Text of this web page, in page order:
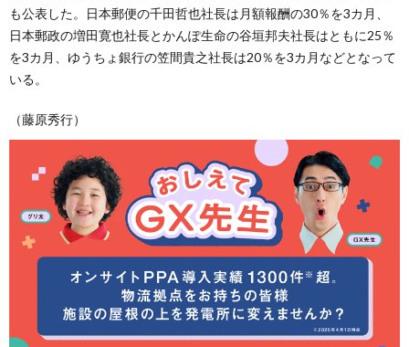
も公表した。日本郵便の千田哲也社長は月額報酬の30％を3カ月、
日本郵政の増田寛也社長とかんぽ生命の谷垣邦夫社長はともに25％
を3カ月、ゆうちょ銀行の笠間貴之社長は20％を3カ月などとなって
いる。
（藤原秀行）